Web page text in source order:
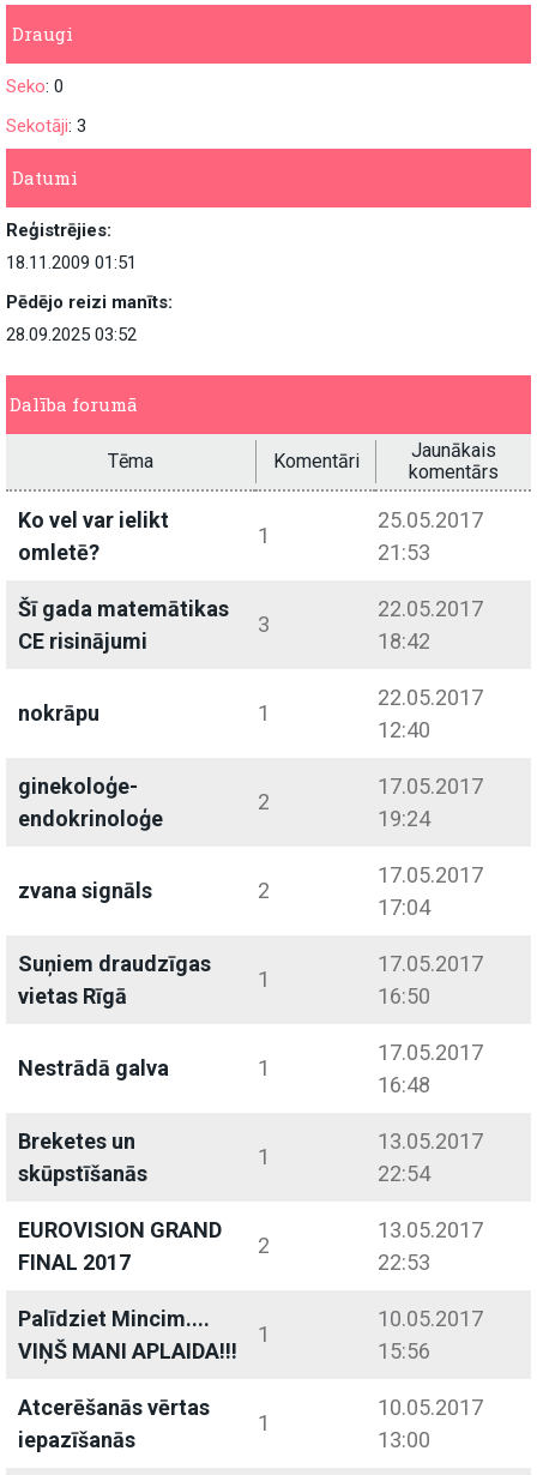
Draugi
Seko: 0
Sekotāji: 3
Datumi
Reģistrējies:
18.11.2009 01:51
Pēdējo reizi manīts:
28.09.2025 03:52
Dalība forumā
Tēma Komentāri
Jaunākais
komentārs
Ko vel var ielikt
omletē?
1
25.05.2017
21:53
Šī gada matemātikas
CE risinājumi
3
22.05.2017
18:42
nokrāpu 1
22.05.2017
12:40
ginekoloģe-
endokrinoloģe
2
17.05.2017
19:24
zvana signāls 2
17.05.2017
17:04
Suņiem draudzīgas
vietas Rīgā
1
17.05.2017
16:50
Nestrādā galva 1
17.05.2017
16:48
Breketes un
skūpstīšanās
1
13.05.2017
22:54
EUROVISION GRAND
FINAL 2017
2
13.05.2017
22:53
Palīdziet Mincim....
VIŅŠ MANI APLAIDA!!!
1
10.05.2017
15:56
Atcerēšanās vērtas
iepazīšanās
1
10.05.2017
13:00